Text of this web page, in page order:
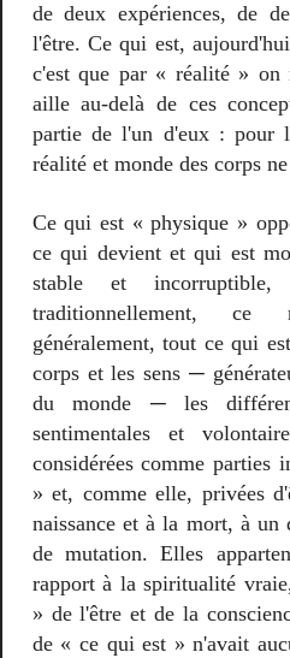
de deux expériences, de
l'être. Ce qui est,
c'est que par « réalité »
aille au-delà de ces
partie de l'un d'eux : pour
réalité et monde des corps
Ce qui est « physique »
ce qui devient et qui est
stable et
traditionnellement,
généralement, tout ce qui
corps et les sens ─
du monde ─ les
sentimentales et
considérées comme parties
» et, comme elle, privées
naissance et à la mort, à un
de mutation. Elles
rapport à la spiritualité
» de l'être et de la
de « ce qui est » n'avait